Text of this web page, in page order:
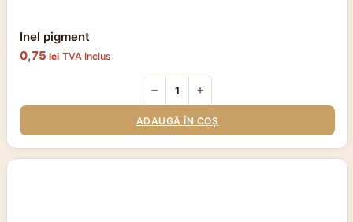
Inel pigment
0,75 lei TVA Inclus
− +
ADAUGĂ ÎN COȘ